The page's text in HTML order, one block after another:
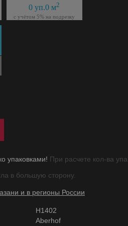
0 уп.0 м2
с учётом 5% на подрезку
упаковками! При расчете кол-ва
в большую сторону.
и в регионы России
H1402
Aberhof